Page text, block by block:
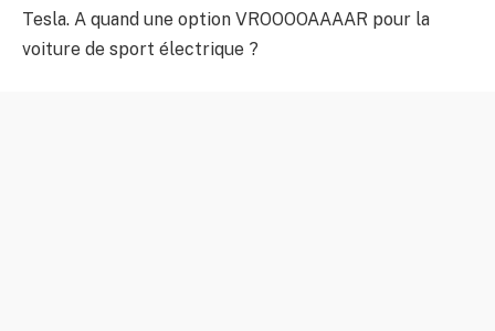
Tesla. A quand une option VROOOOAAAAR pour la
voiture de sport électrique ?